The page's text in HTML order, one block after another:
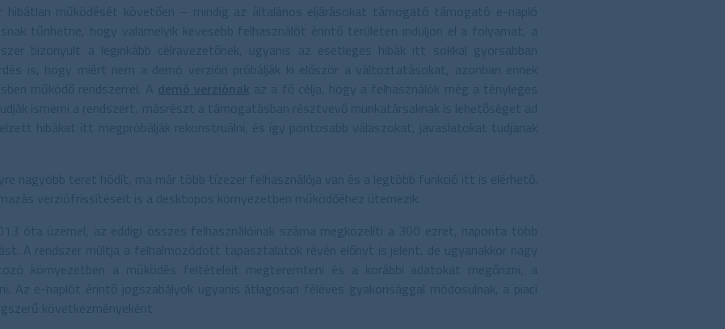
működését követően – mindig az általános eljárásokat támogató támogató e-napló
tűnhetne, hogy valamelyik kevesebb felhasználót érintő területen induljon el a folyamat, a
bizonyult a leginkább célravezetőnek, ugyanis az esetleges hibák itt sokkal gyorsabban
is, hogy miért nem a demó verzión próbálják ki először a változtatásokat, azonban ennek
működő rendszerrel. A demó verziónak az a fő célja, hogy a felhasználók még a tényleges
ismerni a rendszert, másrészt a támogatásban résztvevő munkatársaknak is lehetőséget ad
hibákat itt megpróbálják rekonstruálni, és így pontosabb válaszokat, javaslatokat tudjanak
nagyobb teret hódít, ma már több tízezer felhasználója van és a legtöbb funkció itt is elérhető.
verziófrissítéseit is a desktopos környezetben működőéhez ütemezik.
óta üzemel, az eddigi összes felhasználóinak száma megközelíti a 300 ezret, naponta több
A rendszer múltja a felhalmozódott tapasztalatok révén előnyt is jelent, de ugyanakkor nagy
környezetben a működés feltételeit megteremteni és a korábbi adatokat megőrizni, a
Az e-naplót érintő jogszabályok ugyanis átlagosan féléves gyakorisággal módosulnak, a piaci
következményeként.